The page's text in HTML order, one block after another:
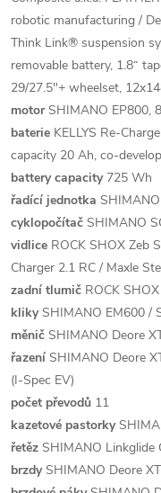
robotic manufacturing /
Think Link® suspension
removable battery, 1.8“
29/27.5"+ wheelset,
motorSHIMANO EP800,
baterie KELLYS Re-
capacity 20 Ah, co-
battery capacity725 Wh
řadící jednotka
cyklopočítač SHIMANO
vidlice ROCK SHOX Zeb
Charger 2.1 RC / Maxle
zadní tlumič ROCK
klikySHIMANO EM600 /
měnič SHIMANO Deore
řazení SHIMANO Deore
(I-Spec EV)
počet převodů 11
kazetové pastorky
řetěz SHIMANO Linkglide
brzdySHIMANO Deore